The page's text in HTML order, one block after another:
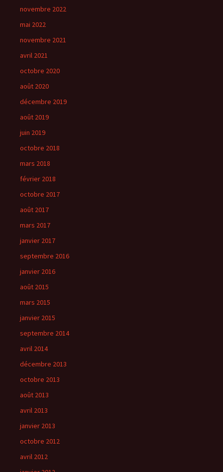
novembre 2022
mai 2022
novembre 2021
avril 2021
octobre 2020
août 2020
décembre 2019
août 2019
juin 2019
octobre 2018
mars 2018
février 2018
octobre 2017
août 2017
mars 2017
janvier 2017
septembre 2016
janvier 2016
août 2015
mars 2015
janvier 2015
septembre 2014
avril 2014
décembre 2013
octobre 2013
août 2013
avril 2013
janvier 2013
octobre 2012
avril 2012